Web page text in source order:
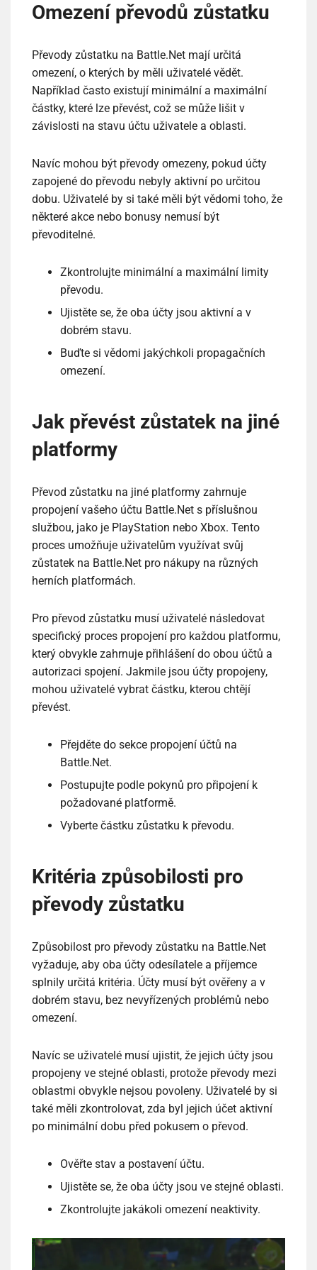
Omezení převodů zůstatku
Převody zůstatku na Battle.Net mají určitá
omezení, o kterých by měli uživatelé vědět.
Například často existují minimální a maximální
částky, které lze převést, což se může lišit v
závislosti na stavu účtu uživatele a oblasti.
Navíc mohou být převody omezeny, pokud účty
zapojené do převodu nebyly aktivní po určitou
dobu. Uživatelé by si také měli být vědomi toho, že
některé akce nebo bonusy nemusí být
převoditelné.
Zkontrolujte minimální a maximální limity
převodu.
Ujistěte se, že oba účty jsou aktivní a v
dobrém stavu.
Buďte si vědomi jakýchkoli propagačních
omezení.
Jak převést zůstatek na jiné
platformy
Převod zůstatku na jiné platformy zahrnuje
propojení vašeho účtu Battle.Net s příslušnou
službou, jako je PlayStation nebo Xbox. Tento
proces umožňuje uživatelům využívat svůj
zůstatek na Battle.Net pro nákupy na různých
herních platformách.
Pro převod zůstatku musí uživatelé následovat
specifický proces propojení pro každou platformu,
který obvykle zahrnuje přihlášení do obou účtů a
autorizaci spojení. Jakmile jsou účty propojeny,
mohou uživatelé vybrat částku, kterou chtějí
převést.
Přejděte do sekce propojení účtů na
Battle.Net.
Postupujte podle pokynů pro připojení k
požadované platformě.
Vyberte částku zůstatku k převodu.
Kritéria způsobilosti pro
převody zůstatku
Způsobilost pro převody zůstatku na Battle.Net
vyžaduje, aby oba účty odesílatele a příjemce
splnily určitá kritéria. Účty musí být ověřeny a v
dobrém stavu, bez nevyřízených problémů nebo
omezení.
Navíc se uživatelé musí ujistit, že jejich účty jsou
propojeny ve stejné oblasti, protože převody mezi
oblastmi obvykle nejsou povoleny. Uživatelé by si
také měli zkontrolovat, zda byl jejich účet aktivní
po minimální dobu před pokusem o převod.
Ověřte stav a postavení účtu.
Ujistěte se, že oba účty jsou ve stejné oblasti.
Zkontrolujte jakákoli omezení neaktivity.